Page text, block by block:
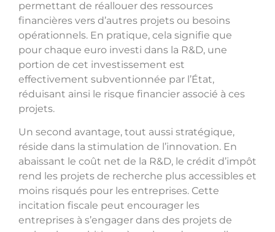
permettant de réallouer des ressources
financières vers d’autres projets ou besoins
opérationnels. En pratique, cela signifie que
pour chaque euro investi dans la R&D, une
portion de cet investissement est
effectivement subventionnée par l’État,
réduisant ainsi le risque financier associé à ces
projets.
Un second avantage, tout aussi stratégique,
réside dans la stimulation de l’innovation. En
abaissant le coût net de la R&D, le crédit d’impôt
rend les projets de recherche plus accessibles et
moins risqués pour les entreprises. Cette
incitation fiscale peut encourager les
entreprises à s’engager dans des projets de